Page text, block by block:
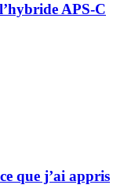
APS-C
que j’ai appris